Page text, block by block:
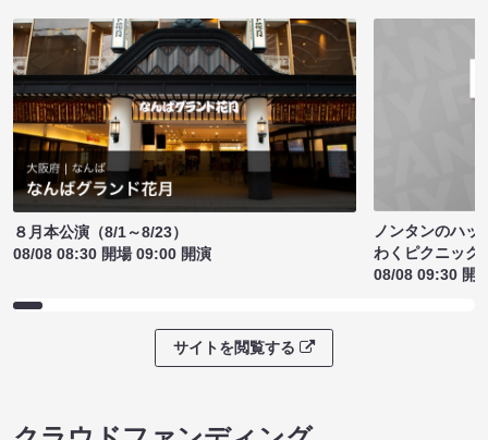
８月本公演（8/1～8/23）
08/08 08:30 開場 09:00 開演
ノンタンのハッ
わくピクニック
08/08 09:30 開
サイトを閲覧する